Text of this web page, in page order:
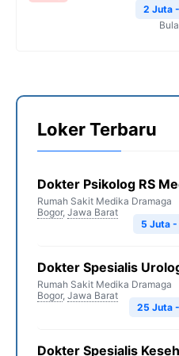
2 Juta
Loker Terbaru
Dokter Psikolog RS
Rumah Sakit Medika Dramaga
Bogor, Jawa Barat
5 Juta
Dokter Spesialis
Rumah Sakit Medika Dramaga
Bogor, Jawa Barat
25 Juta
Dokter Spesialis